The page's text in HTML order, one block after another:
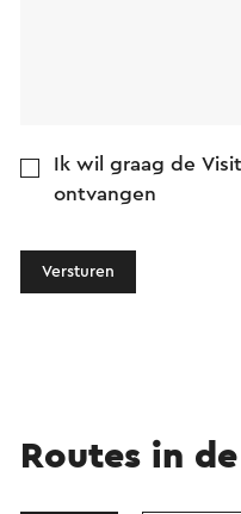
Ik wil graag de
ontvangen
Versturen
Routes in